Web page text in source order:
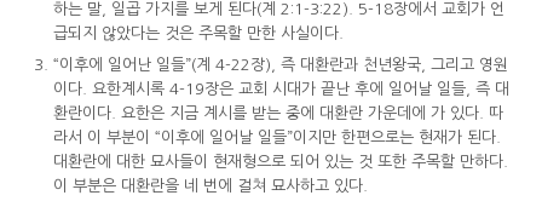
하는 말, 일곱 가지를 보게 된다(계 2:1-3:22). 5-18장에서 교회가 언
급되지 않았다는 것은 주목할 만한 사실이다.
“이후에 일어난 일들”(계 4-22장), 즉 대환란과 천년왕국, 그리고 영원
이다. 요한계시록 4-19장은 교회 시대가 끝난 후에 일어날 일들, 즉 대
환란이다. 요한은 지금 계시를 받는 중에 대환란 가운데에 가 있다. 따
라서 이 부분이 “이후에 일어날 일들”이지만 한편으로는 현재가 된다.
대환란에 대한 묘사들이 현재형으로 되어 있는 것 또한 주목할 만하다.
이 부분은 대환란을 네 번에 걸쳐 묘사하고 있다.